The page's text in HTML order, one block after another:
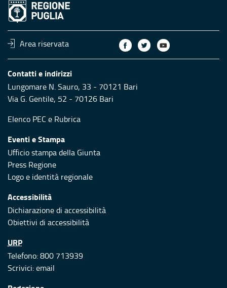
Area riservata
Contatti e indirizzi
Lungomare N. Sauro, 33 - 70121 Bari
Via G. Gentile, 52 - 70126 Bari
Elenco PEC e Rubrica
Eventi e Stampa
Ufficio stampa della Giunta
Press Regione
Logo e identità regionale
Accessibilità
Dichiarazione di accessibilità
Obiettivi di accessibilità
URP
Telefono: 800 713939
Scrivici:email